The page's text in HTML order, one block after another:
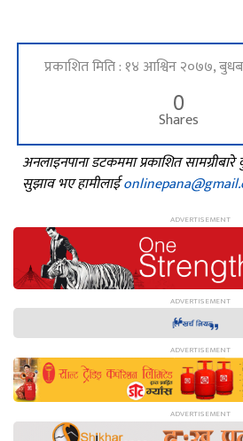
प्रकाशित मिति : १४ आश्विन २०७७,
0
Shares
अनलाइनपाना डटकममा प्रकाशित
सुझाव भए हामीलाई